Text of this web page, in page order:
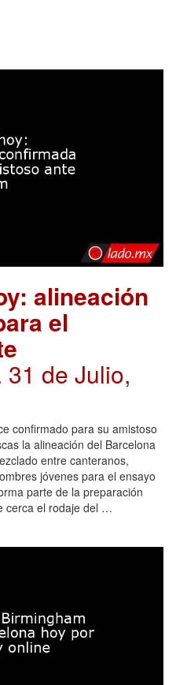
alineación
el
31 de Julio,
confirmado para su amistoso
la alineación del Barcelona
entre canteranos,
jóvenes para el ensayo
parte de la preparación
cerca el rodaje del …